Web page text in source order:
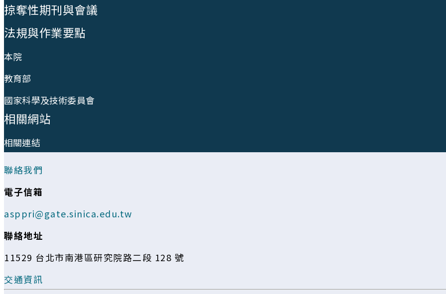
掠奪性期刊與會議
法規與作業要點
本院
教育部
國家科學及技術委員會
相關網站
相關連結
聯絡我們
電子信箱
asppri@gate.sinica.edu.tw
聯絡地址
11529 台北市南港區研究院路二段 128 號
交通資訊